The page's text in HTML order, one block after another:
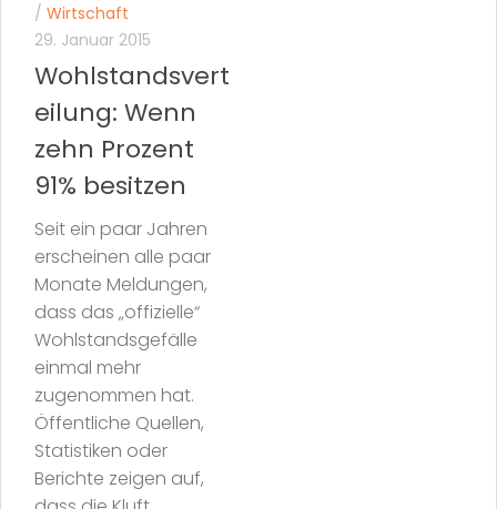
/ Wirtschaft
29. Januar 2015
Wohlstandsvert
eilung: Wenn
zehn Prozent
91% besitzen
Seit ein paar Jahren
erscheinen alle paar
Monate Meldungen,
dass das „offizielle“
Wohlstandsgefälle
einmal mehr
zugenommen hat.
Öffentliche Quellen,
Statistiken oder
Berichte zeigen auf,